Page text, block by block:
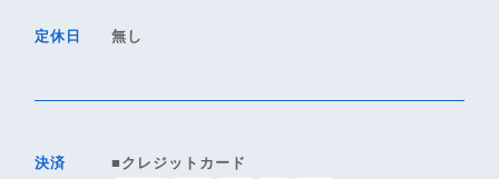
定休日 無し
決済 ■クレジットカード